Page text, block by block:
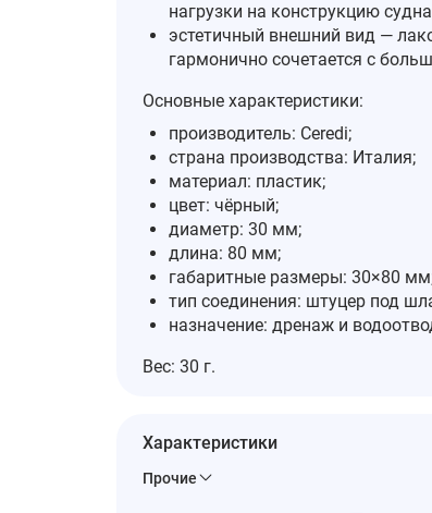
нагрузки на конструкцию
эстетичный внешний вид —
гармонично сочетается с
Основные характеристики:
производитель: Ceredi;
страна производства: Италия;
материал: пластик;
цвет: чёрный;
диаметр: 30 мм;
длина: 80 мм;
габаритные размеры: 30×80
тип соединения: штуцер под
назначение: дренаж и
Вес: 30 г.
Характеристики
Прочие